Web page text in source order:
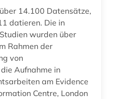
14.100 Datensätze,
datieren. Die in
wurden über
Rahmen der
von
Aufnahme in
am Evidence
Centre, London